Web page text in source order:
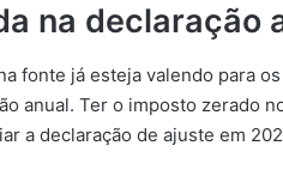
na declaração
fonte já esteja valendo para
anual. Ter o imposto zerado
a declaração de ajuste em